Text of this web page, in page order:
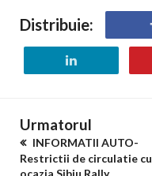
Distribuie:
Urmatorul
INFORMATII AUTO-
Restrictii de circulatie cu
ocazia Sibiu Rally